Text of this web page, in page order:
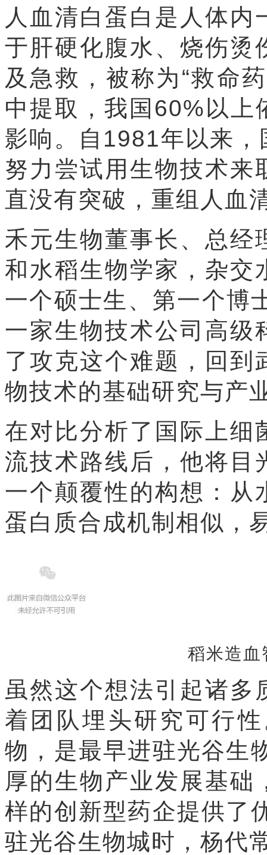
人血清白蛋白是人体
于肝硬化腹水、烧伤烫
及急救，被称为“救命
中提取，我国60%以上
影响。自1981年以来
努力尝试用生物技术来
直没有突破，重组人血
禾元生物董事长、总经
和水稻生物学家，杂交
一个硕士生、第一个博
一家生物技术公司高级
了攻克这个难题，回到
物技术的基础研究与产
在对比分析了国际上细
流技术路线后，他将目
一个颠覆性的构想：从
蛋白质合成机制相似，
稻米造
虽然这个想法引起诸多
着团队埋头研究可行
物，是最早进驻光谷生
厚的生物产业发展基础
样的创新型药企提供了
驻光谷生物城时，杨代